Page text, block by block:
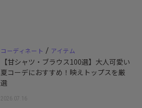
コーディネート / アイテム
【甘シャツ・ブラウス100選】大人可愛い
夏コーデにおすすめ！映えトップスを厳
選
2026.07.16